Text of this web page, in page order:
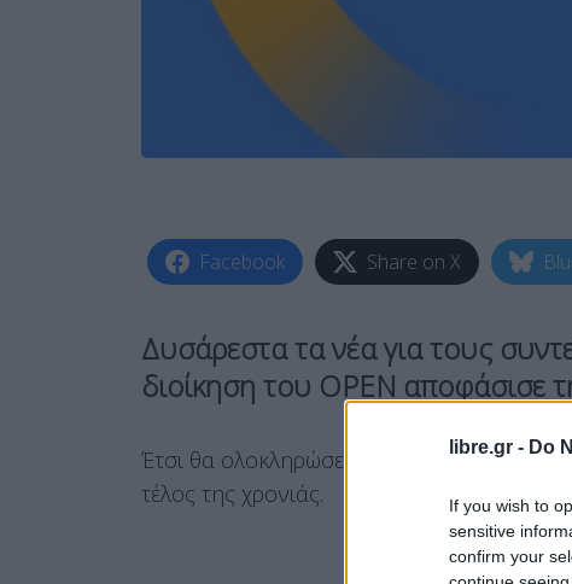
libre.gr - Do
If you wish to
sensitive
confirm your
Facebook Share on X
Δυσάρεστα τα νέα για τους
διοίκηση του ΟΡΕΝ αποφάσισε
Έτσι θα ολοκληρώσει την παρουσία της
τέλος της χρονιάς.